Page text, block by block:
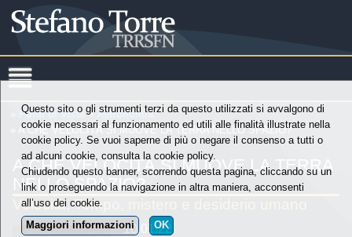
Punti di Vista » Astronomia
» A CHE VELOCITÀ SI MUOVE LA TERRA NELLO SPAZIO?
A CHE VELOCITÀ SI MUOVE LA TERRA
NELLO SPAZIO?
Velocità, Tempo, mistero e desiderio umano
10.01.22
Questo sito o gli strumenti terzi da questo utilizzati si avvalgono di
cookie necessari al funzionamento ed utili alle finalità illustrate nella
cookie policy. Se vuoi saperne di più o negare il consenso a tutti o
ad alcuni cookie, consulta la cookie policy.
Chiudendo questo banner, scorrendo questa pagina, cliccando su un
link o proseguendo la navigazione in altra maniera, acconsenti
all’uso dei cookie.
Maggiori informazioni
OK